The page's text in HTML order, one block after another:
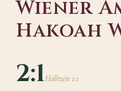
Wiener
Hakoah
2:1Halbzeit 1:1